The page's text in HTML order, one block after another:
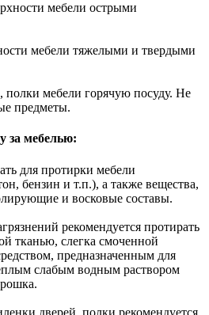
мебели острыми
мебели тяжелыми и твердыми
полки мебели горячую посуду. Не
предметы.
за мебелью:
для протирки мебели
бензин и т.п.), а также вещества,
и восковые составы.
рекомендуется протирать
тканью, слегка смоченной
предназначенным для
слабым водным раствором
дверей, полки рекомендуется